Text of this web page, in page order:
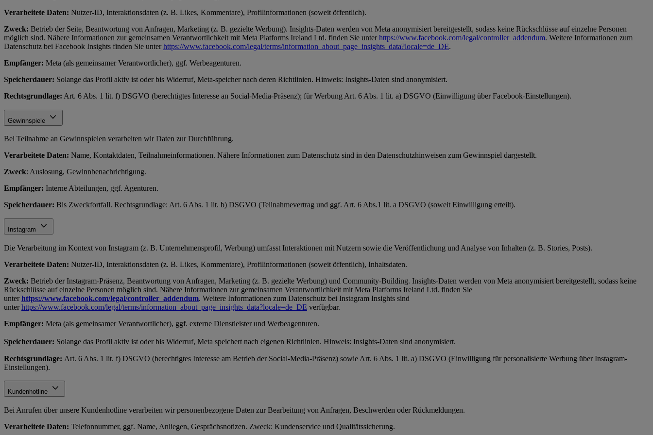
Verarbeitete Daten: Nutzer-ID, Interaktionsdaten (z. B. Likes, Kommentare), Profilinformationen (soweit öffentlich).
Zweck: Betrieb der Seite, Beantwortung von Anfragen, Marketing (z. B. gezielte Werbung). Insights-Daten werden von Meta anonymisiert bereitgestellt, sodass keine Rückschlüsse auf einzelne Personen
möglich sind. Nähere Informationen zur gemeinsamen Verantwortlichkeit mit Meta Platforms Ireland Ltd. finden Sie unterhttps://www.facebook.com/legal/controller_addendum. Weitere Informationen zum
Datenschutz bei Facebook Insights finden Sie unterhttps://www.facebook.com/legal/terms/information_about_page_insights_data?locale=de_DE.
Empfänger: Meta (als gemeinsamer Verantwortlicher), ggf. Werbeagenturen.
Speicherdauer: Solange das Profil aktiv ist oder bis Widerruf, Meta-speicher nach deren Richtlinien. Hinweis: Insights-Daten sind anonymisiert.
Rechtsgrundlage: Art. 6 Abs. 1 lit. f) DSGVO (berechtigtes Interesse an Social-Media-Präsenz); für Werbung Art. 6 Abs. 1 lit. a) DSGVO (Einwilligung über Facebook-Einstellungen).
Gewinnspiele
Bei Teilnahme an Gewinnspielen verarbeiten wir Daten zur Durchführung.
Verarbeitete Daten: Name, Kontaktdaten, Teilnahmeinformationen. Nähere Informationen zum Datenschutz sind in den Datenschutzhinweisen zum Gewinnspiel dargestellt.
Zweck: Auslosung, Gewinnbenachrichtigung.
Empfänger: Interne Abteilungen, ggf. Agenturen.
Speicherdauer: Bis Zweckfortfall. Rechtsgrundlage: Art. 6 Abs. 1 lit. b) DSGVO (Teilnahmevertrag und ggf. Art. 6 Abs.1 lit. a DSGVO (soweit Einwilligung erteilt).
Instagram
Die Verarbeitung im Kontext von Instagram (z. B. Unternehmensprofil, Werbung) umfasst Interaktionen mit Nutzern sowie die Veröffentlichung und Analyse von Inhalten (z. B. Stories, Posts).
Verarbeitete Daten: Nutzer-ID, Interaktionsdaten (z. B. Likes, Kommentare), Profilinformationen (soweit öffentlich), Inhaltsdaten.
Zweck: Betrieb der Instagram-Präsenz, Beantwortung von Anfragen, Marketing (z. B. gezielte Werbung) und Community-Building. Insights-Daten werden von Meta anonymisiert bereitgestellt, sodass keine
Rückschlüsse auf einzelne Personen möglich sind. Nähere Informationen zur gemeinsamen Verantwortlichkeit mit Meta Platforms Ireland Ltd. finden Sie
unterhttps://www.facebook.com/legal/controller_addendum. Weitere Informationen zum Datenschutz bei Instagram Insights sind
unterhttps://www.facebook.com/legal/terms/information_about_page_insights_data?locale=de_DE verfügbar.
Empfänger: Meta (als gemeinsamer Verantwortlicher), ggf. externe Dienstleister und Werbeagenturen.
Speicherdauer: Solange das Profil aktiv ist oder bis Widerruf, Meta speichert nach eigenen Richtlinien. Hinweis: Insights-Daten sind anonymisiert.
Rechtsgrundlage: Art. 6 Abs. 1 lit. f) DSGVO (berechtigtes Interesse am Betrieb der Social-Media-Präsenz) sowie Art. 6 Abs. 1 lit. a) DSGVO (Einwilligung für personalisierte Werbung über Instagram-
Einstellungen).
Kundenhotline
Bei Anrufen über unsere Kundenhotline verarbeiten wir personenbezogene Daten zur Bearbeitung von Anfragen, Beschwerden oder Rückmeldungen.
Verarbeitete Daten: Telefonnummer, ggf. Name, Anliegen, Gesprächsnotizen. Zweck: Kundenservice und Qualitätssicherung.